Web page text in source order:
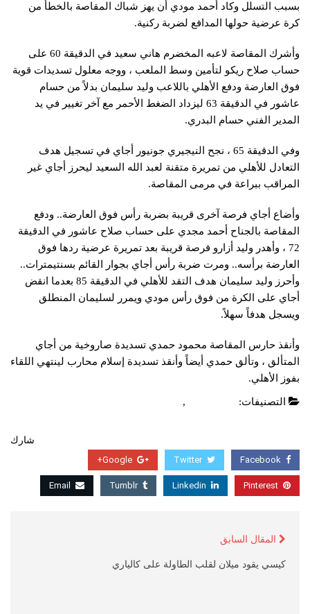
بسبب التسلل وكاد أحمد مودي أن يهز شباك المقاصة بالخطأ من
كرة عرضية حولها المدافع لضربة ركنية.
وأشرك المقاصة لاعبه المخضرم هاني سعيد في الدقيقة 60 على
حساب صلاح ريكو لتأمين وسط الملعب ، ووجه معلول تسديدات قوية
فوق العارضة ودفع الأهلي باللاعب وليد سليمان بدلاً من حسام
عاشور في الدقيقة 63 ليزداد الضغط الأحمر مع آخر تغيير في يد
المدير الفني حسام البدري.
وفي الدقيقة 65 ، نجح النيجيري جونيور أجاي في تسجيل هدف
التعادل للأهلي من تمريرة متقنة لعبد الله السعيد ليحرز أجاي غير
المراقب ببراعة في مرمى المقاصة.
وأضاع أجاي فرصة آخرى قريبة بضربة رأس فوق العارضة.. ودفع
المقاصة بالجناح أحمد مجدي على حساب صلاح عاشور في الدقيقة
72 ، وأهدر وليد أزارو فرصة قريبة بعد تمريرة عرضية ردها فوق
العارضة برأسه.. ومرت ضربة رأس أجاي بجوار القائم بسنتيمترات..
وأحرز وليد سليمان هدف التقد للأهلي في الدقيقة 85 بعدما انقض
أجاي على الكرة من فوق رأس مودي ويمرر لسليمان المنطلق
ويسجل هدفاً سهلاً.
وأنقذ حارس المقاصة محمود حمدي تسديدة صاروخية من أجاي
المتألق ، وتألق حمدي أيضاً وأنقذ تسديدة إسلام محارب لينتهي اللقاء
بفوز الأهلي.
التصنيفات: ,
شارك
Facebook
Twitter
Google+
Pinterest
Linkedin
Tumblr
Email
المقال السابق
كيسي يقود ميلان لقلب الطاولة على كالياري